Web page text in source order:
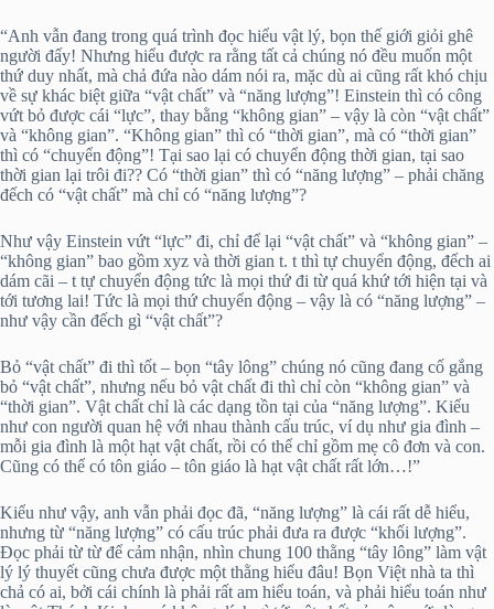
“Anh vẫn đang trong quá trình đọc hiểu vật lý, bọn thế giới giỏi ghê
người đấy! Nhưng hiểu được ra rằng tất cả chúng nó đều muốn một
thứ duy nhất, mà chả đứa nào dám nói ra, mặc dù ai cũng rất khó chịu
về sự khác biệt giữa “vật chất” và “năng lượng”! Einstein thì có công
vứt bỏ được cái “lực”, thay bằng “không gian” – vậy là còn “vật chất”
và “không gian”. “Không gian” thì có “thời gian”, mà có “thời gian”
thì có “chuyển động”! Tại sao lại có chuyển động thời gian, tại sao
thời gian lại trôi đi?? Có “thời gian” thì có “năng lượng” – phải chăng
đếch có “vật chất” mà chỉ có “năng lượng”?
Như vậy Einstein vứt “lực” đi, chỉ để lại “vật chất” và “không gian” –
“không gian” bao gồm xyz và thời gian t. t thì tự chuyển động, đếch ai
dám cãi – t tự chuyển động tức là mọi thứ đi từ quá khứ tới hiện tại và
tới tương lai! Tức là mọi thứ chuyển động – vậy là có “năng lượng” –
như vậy cần đếch gì “vật chất”?
Bỏ “vật chất” đi thì tốt – bọn “tây lông” chúng nó cũng đang cố gắng
bỏ “vật chất”, nhưng nếu bỏ vật chất đi thì chỉ còn “không gian” và
“thời gian”. Vật chất chỉ là các dạng tồn tại của “năng lượng”. Kiểu
như con người quan hệ với nhau thành cấu trúc, ví dụ như gia đình –
mỗi gia đình là một hạt vật chất, rồi có thể chỉ gồm mẹ cô đơn và con.
Cũng có thể có tôn giáo – tôn giáo là hạt vật chất rất lớn…!”
Kiểu như vậy, anh vẫn phải đọc đã, “năng lượng” là cái rất dễ hiểu,
nhưng từ “năng lượng” có cấu trúc phải đưa ra được “khối lượng”.
Đọc phải từ từ để cảm nhận, nhìn chung 100 thằng “tây lông” làm vật
lý lý thuyết cũng chưa được một thằng hiểu đâu! Bọn Việt nhà ta thì
chả có ai, bởi cái chính là phải rất am hiểu toán, và phải hiểu toán như